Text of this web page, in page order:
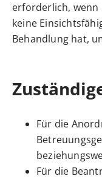
erforderlich,
keine
Behandlung hat,
Für die
Für die